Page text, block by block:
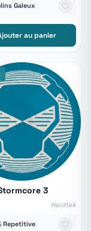
Galeux
au panier
3
Hardtek
Repetitive